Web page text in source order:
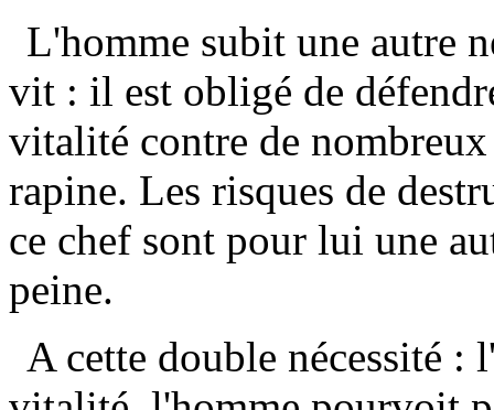
L'homme subit une autre
vit : il est obligé de
vitalité contre de
rapine. Les risques de
ce chef sont pour lui une
peine.
A cette double nécessité :